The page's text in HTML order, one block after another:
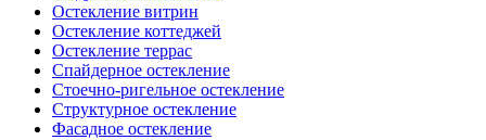
Остекление витрин
Остекление коттеджей
Остекление террас
Спайдерное остекление
Стоечно-ригельное остекление
Структурное остекление
Фасадное остекление